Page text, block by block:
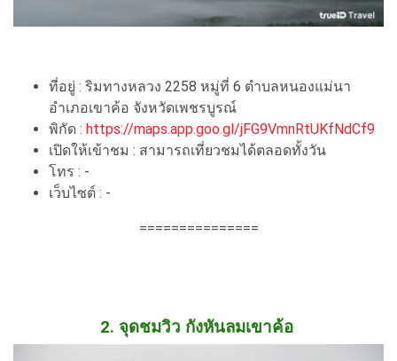
ที่อยู่ : ริมทางหลวง 2258 หมู่ที่ 6 ตำบลหนองแม่นา
อำเภอเขาค้อ จังหวัดเพชรบูรณ์
พิกัด : https://maps.app.goo.gl/jFG9VmnRtUKfNdCf9
เปิดให้เข้าชม : สามารถเที่ยวชมได้ตลอดทั้งวัน
โทร : -
เว็บไซต์ : -
===============
2. จุดชมวิว กังหันลมเขาค้อ